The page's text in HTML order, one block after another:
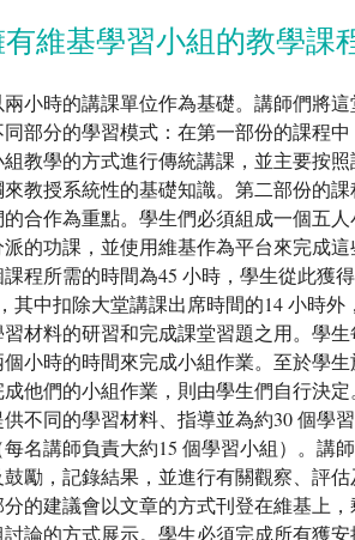
維基學習小組的教學課
小時的講課單位作為基礎。講師們將
同部分的學習模式：在第一部份的課程
教學的方式進行傳統講課，並主要按
教授系統性的基礎知識。第二部份的
的合作為重點。學生們必須組成一個五
派的功課，並使用維基作為平台來完成這
程所需的時間為45 小時，學生從此獲
其中扣除大堂講課出席時間的14 小時外
材料的研習和完成課堂習題之用。學
小時的時間來完成小組作業。至於學
他們的小組作業，則由學生們自行決
不同的學習材料、指導並為約30 個學
名講師負責大約15 個學習小組）。講
勵，記錄結果，並進行有關觀察、評估
的建議會以文章的方式刊登在維基上
討論的方式展示。學生必須完成所有獲